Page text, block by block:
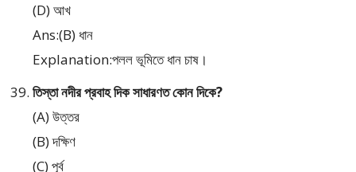
(D) আখ
Ans:(B) ধান
Explanation:পলল ভূমিতে ধান চাষ।
তিস্তা নদীর প্রবাহ দিক সাধারণত কোন দিকে?
(A) উত্তর
(B) দক্ষিণ
(C) পূর্ব